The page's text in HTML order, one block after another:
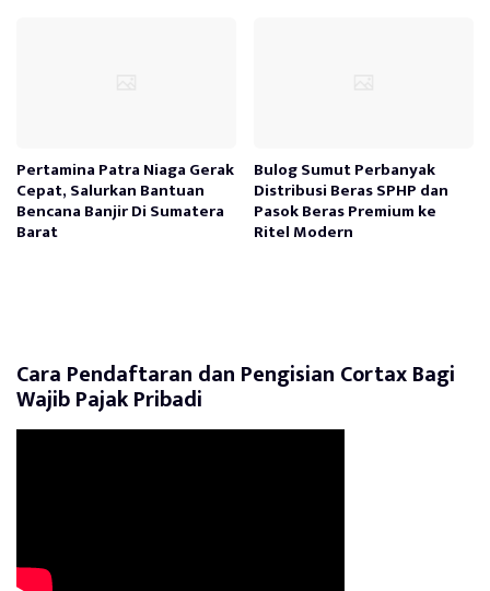
Pertamina Patra Niaga Gerak
Cepat, Salurkan Bantuan
Bencana Banjir Di Sumatera
Barat
Bulog Sumut Perbanyak
Distribusi Beras SPHP dan
Pasok Beras Premium ke
Ritel Modern
Cara Pendaftaran dan Pengisian Cortax Bagi
Wajib Pajak Pribadi